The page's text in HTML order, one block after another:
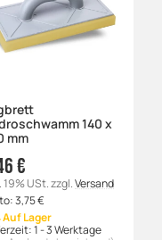
140 x
mm
€
19% USt.zzgl.Versand
3,75€
Auf Lager
1 - 3 Werktage